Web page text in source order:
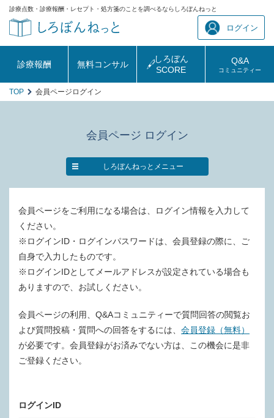
診療点数・診療報酬・レセプト・処方箋のことを調べるならしろぼんねっと
ログイン
診療報酬 無料コンサル
しろぼん
SCORE
Q&A
コミュニティー
TOP 会員ページログイン
会員ページ ログイン
しろぼんねっとメニュー
会員ページをご利用になる場合は、ログイン情報を入力して
ください。
※ログインID・ログインパスワードは、会員登録の際に、ご
自身で入力したものです。
※ログインIDとしてメールアドレスが設定されている場合も
ありますので、お試しください。
会員ページの利用、Q&Aコミュニティーで質問回答の閲覧お
よび質問投稿・質問への回答をするには、 会員登録（無料）
が必要です。会員登録がお済みでない方は、この機会に是非
ご登録ください。
ログインID